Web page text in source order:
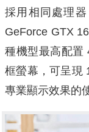
採用相同處理
GeForce GTX
種機型最高配置
框螢幕，可呈現
專業顯示效果的